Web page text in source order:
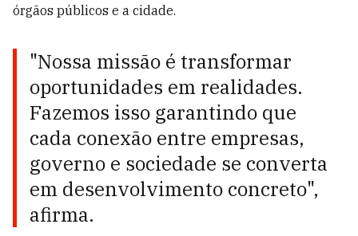
órgãos públicos e a cidade.
"Nossa missão é transformar
oportunidades em realidades.
Fazemos isso garantindo que
cada conexão entre empresas,
governo e sociedade se converta
em desenvolvimento concreto",
afirma.